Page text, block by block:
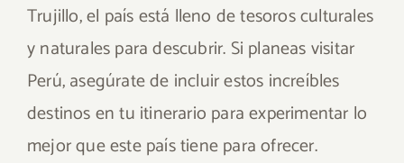
Trujillo, el país está lleno de tesoros culturales
y naturales para descubrir. Si planeas visitar
Perú, asegúrate de incluir estos increíbles
destinos en tu itinerario para experimentar lo
mejor que este país tiene para ofrecer.